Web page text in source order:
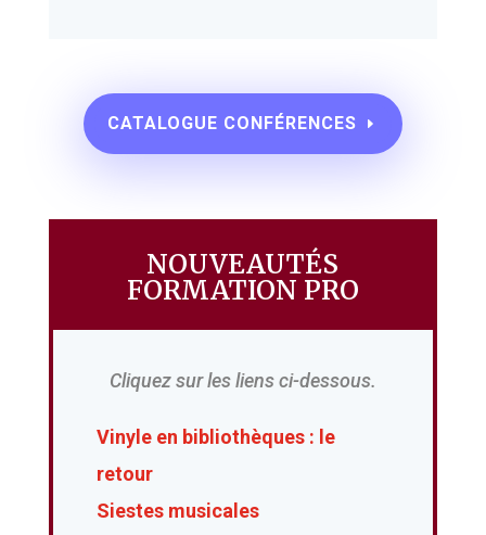
CATALOGUE CONFÉRENCES
NOUVEAUTÉS
FORMATION PRO
Cliquez sur les liens ci-dessous.
Vinyle en bibliothèques : le
retour
Siestes musicales